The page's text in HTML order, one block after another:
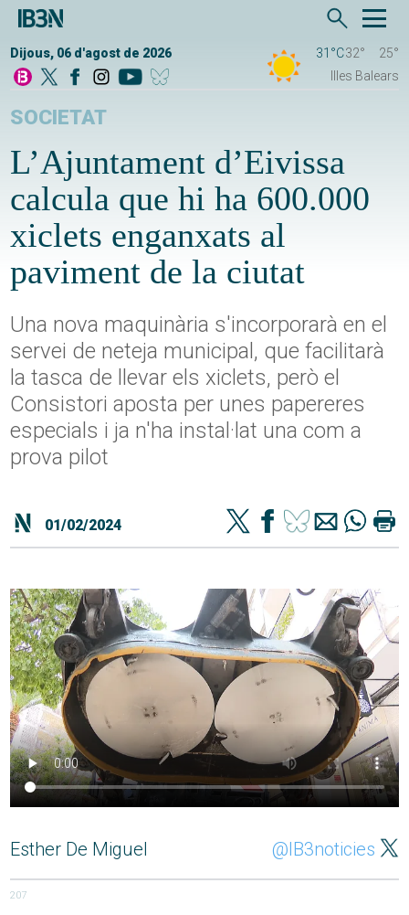
Dijous, 06 d'agost de 2026 31°C32°
25°
Illes Balears
SOCIETAT
L’Ajuntament d’Eivissa
calcula que hi ha 600.000
xiclets enganxats al
paviment de la ciutat
Una nova maquinària s'incorporarà en el
servei de neteja municipal, que facilitarà
la tasca de llevar els xiclets, però el
Consistori aposta per unes papereres
especials i ja n'ha instal·lat una com a
prova pilot
01/02/2024
Esther De Miguel @IB3noticies
207